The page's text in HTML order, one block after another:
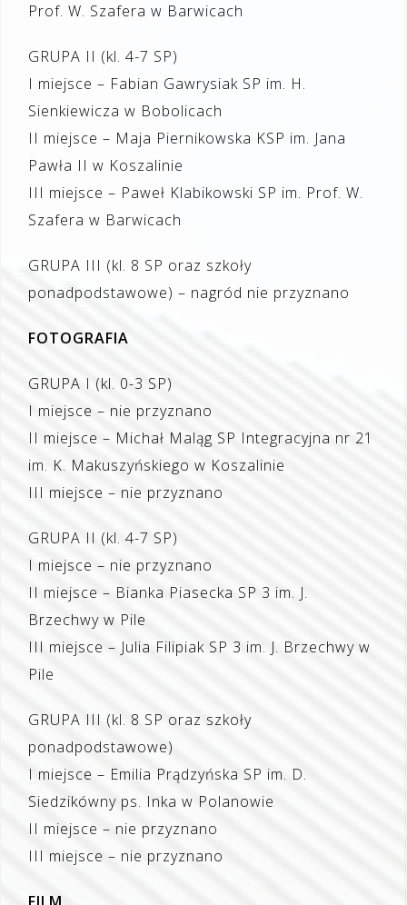
Prof. W. Szafera w Barwicach
GRUPA II (kl. 4-7 SP)
I miejsce – Fabian Gawrysiak SP im. H.
Sienkiewicza w Bobolicach
II miejsce – Maja Piernikowska KSP im. Jana
Pawła II w Koszalinie
III miejsce – Paweł Klabikowski SP im. Prof. W.
Szafera w Barwicach
GRUPA III (kl. 8 SP oraz szkoły
ponadpodstawowe) – nagród nie przyznano
FOTOGRAFIA
GRUPA I (kl. 0-3 SP)
I miejsce – nie przyznano
II miejsce – Michał Maląg SP Integracyjna nr 21
im. K. Makuszyńskiego w Koszalinie
III miejsce – nie przyznano
GRUPA II (kl. 4-7 SP)
I miejsce – nie przyznano
II miejsce – Bianka Piasecka SP 3 im. J.
Brzechwy w Pile
III miejsce – Julia Filipiak SP 3 im. J. Brzechwy w
Pile
GRUPA III (kl. 8 SP oraz szkoły
ponadpodstawowe)
I miejsce – Emilia Prądzyńska SP im. D.
Siedzikówny ps. Inka w Polanowie
II miejsce – nie przyznano
III miejsce – nie przyznano